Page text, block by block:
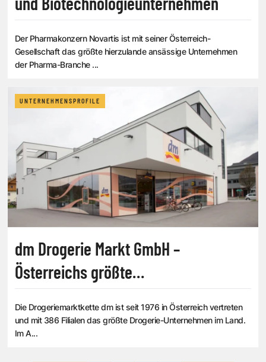
Der Pharmakonzern Novartis ist mit seiner Österreich-
Gesellschaft das größte hierzulande ansässige Unternehmen
der Pharma-Branche ...
UNTERNEHMENSPROFILE
dm Drogerie Markt GmbH –
Österreichs größte
Die Drogeriemarktkette dm ist seit 1976 in Österreich vertreten
und mit 386 Filialen das größte Drogerie-Unternehmen im Land.
Im A...